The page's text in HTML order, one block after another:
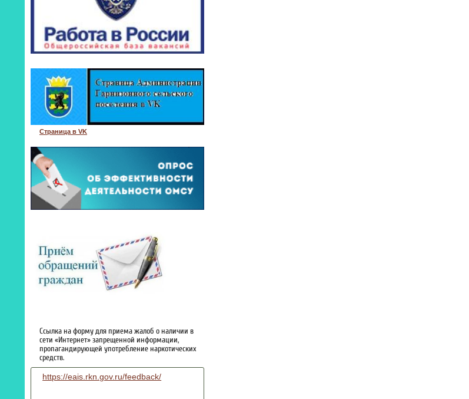
Страница в VK
Ссылка на форму для приема жалоб о наличии в
сети «Интернет» запрещенной информации,
пропагандирующей употребление наркотических
средств.
https://eais.rkn.gov.ru/feedback/